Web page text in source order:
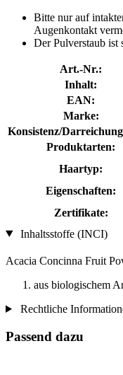
Bitte nur auf
Augenkontakt
Der Pulverstaub ist
Art.-Nr.:
Inhalt:
EAN:
Marke:
Konsistenz/
Produktarten:
Haartyp:
Eigenschaften:
Zertifikate:
Inhaltsstoffe (INCI)
Acacia Concinna Fruit
aus biologischem
Rechtliche
Passend dazu